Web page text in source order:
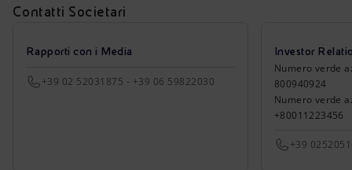
Contatti Societari
Rapporti con i Media
+39 02 52031875 - +39 06 59822030
Investor
Numero verde
800940924
Numero verde
+80011223456
+39